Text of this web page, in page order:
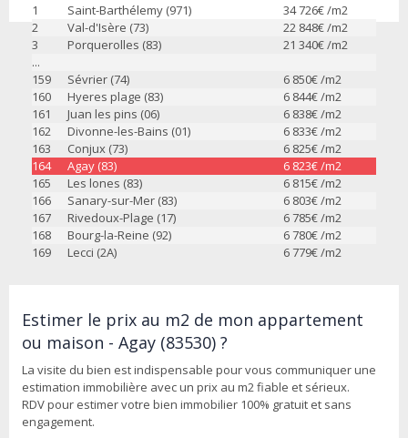
1 Saint-Barthélemy (971) 34 726€ /m2
2
Val-d'Isère (73) 22 848€ /m2
3
Porquerolles (83) 21 340€ /m2
...
159
Sévrier (74) 6 850€ /m2
160
Hyeres plage (83) 6 844€ /m2
161
Juan les pins (06) 6 838€ /m2
162
Divonne-les-Bains (01) 6 833€ /m2
163
Conjux (73) 6 825€ /m2
164
Agay (83) 6 823€ /m2
165
Les lones (83) 6 815€ /m2
166
Sanary-sur-Mer (83) 6 803€ /m2
167
Rivedoux-Plage (17) 6 785€ /m2
168
Bourg-la-Reine (92) 6 780€ /m2
169
Lecci (2A) 6 779€ /m2
Estimer le prix au m2 de mon appartement
ou maison - Agay (83530) ?
La visite du bien est indispensable pour vous communiquer une
estimation immobilière avec un prix au m2 fiable et sérieux.
RDV pour estimer votre bien immobilier 100% gratuit et sans
engagement.